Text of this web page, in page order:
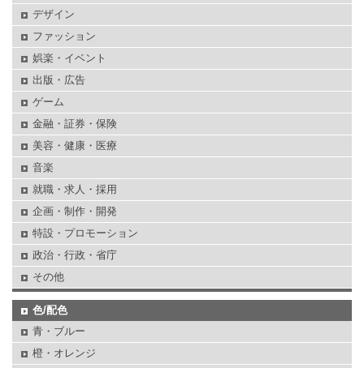
デザイン
ファッション
娯楽・イベント
出版・広告
ゲーム
金融・証券・保険
美容・健康・医療
音楽
就職・求人・採用
企画・制作・開発
特設・プロモーション
政治・行政・省庁
その他
色/配色
青・ブルー
橙・オレンジ